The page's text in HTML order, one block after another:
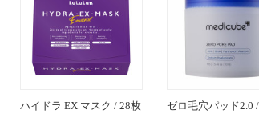
ハイドラ EX マスク / 28枚
ゼロ毛穴パッド2.0